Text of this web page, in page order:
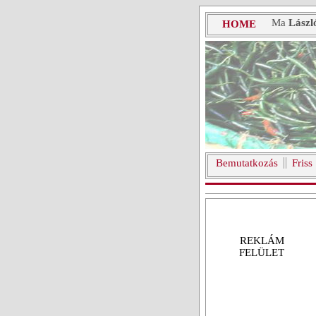
HOME Ma
Bemutatkozás Friss
REKLÁM
FELÜLET